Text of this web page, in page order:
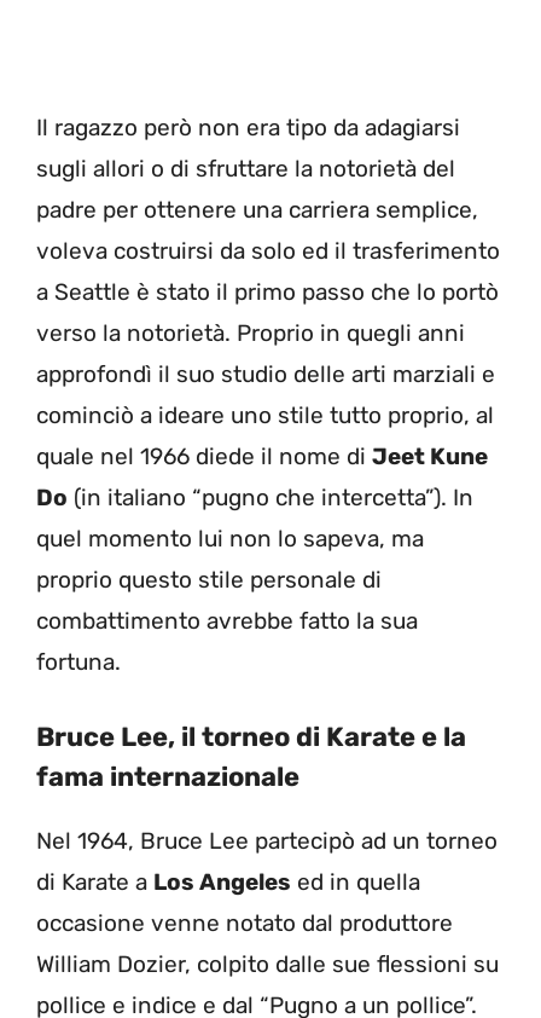
Il ragazzo però non era tipo da adagiarsi
sugli allori o di sfruttare la notorietà del
padre per ottenere una carriera semplice,
voleva costruirsi da solo ed il trasferimento
a Seattle è stato il primo passo che lo portò
verso la notorietà. Proprio in quegli anni
approfondì il suo studio delle arti marziali e
cominciò a ideare uno stile tutto proprio, al
quale nel 1966 diede il nome di Jeet Kune
Do (in italiano “pugno che intercetta”). In
quel momento lui non lo sapeva, ma
proprio questo stile personale di
combattimento avrebbe fatto la sua
fortuna.
Bruce Lee, il torneo di Karate e la
fama internazionale
Nel 1964, Bruce Lee partecipò ad un torneo
di Karate a Los Angeles ed in quella
occasione venne notato dal produttore
William Dozier, colpito dalle sue flessioni su
pollice e indice e dal “Pugno a un pollice”.